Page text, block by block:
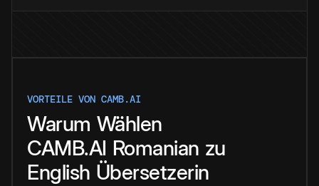
VORTEILE VON CAMB.AI
Warum Wählen
CAMB.AI Romanian zu
English Übersetzerin